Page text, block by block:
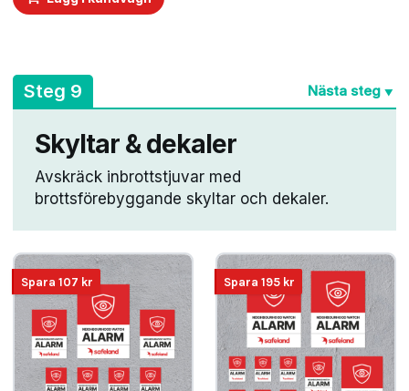
Steg 9 Nästa steg ▼
Skyltar & dekaler
Avskräck inbrottstjuvar med
brottsförebyggande skyltar och dekaler.
Spara 107 kr Spara 195 kr